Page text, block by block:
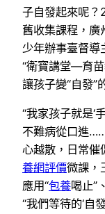
子自發起來呢
舊收集課程，
少年辦事臺督導
“衛寶講堂—育苗
讓孩子變“自發”
“我家孩子就是‘
不難病從口進
心越散，日常催
養網評價微課，
應用“包養喝止”
“我們等待的‘自